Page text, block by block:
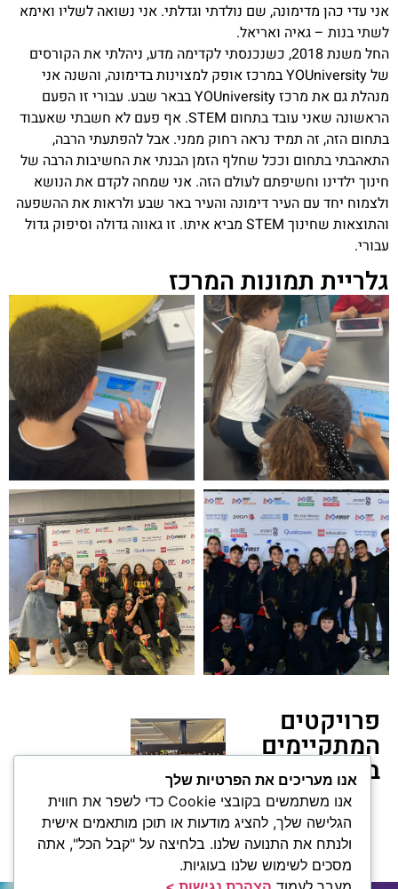
אני עדי כהן מדימונה, שם נולדתי וגדלתי. אני נשואה לשליו ואימא
לשתי בנות – גאיה ואריאל.
החל משנת 2018, כשנכנסתי לקדימה מדע, ניהלתי את הקורסים
של YOUniversity במרכז אופק למצוינות בדימונה, והשנה אני
מנהלת גם את מרכז YOUniversity בבאר שבע. עבורי זו הפעם
הראשונה שאני עובד בתחום STEM. אף פעם לא חשבתי שאעבוד
בתחום הזה, זה תמיד נראה רחוק ממני. אבל להפתעתי הרבה,
התאהבתי בתחום וככל שחלף הזמן הבנתי את החשיבות הרבה של
חינוך ילדינו וחשיפתם לעולם הזה. אני שמחה לקדם את הנושא
ולצמוח יחד עם העיר דימונה והעיר באר שבע ולראות את ההשפעה
והתוצאות שחינוך STEM מביא איתו. זו גאווה גדולה וסיפוק גדול
עבורי.
גלריית תמונות המרכז
פרויקטים
המתקיימים
במרכז
תכנית רובוטיקה
אנו מעריכים את הפרטיות שלך
אנו משתמשים בקובצי Cookie כדי לשפר את חווית
הגלישה שלך, להציג מודעות או תוכן מותאמים אישית
ולנתח את התנועה שלנו. בלחיצה על "קבל הכל", אתה
מסכים לשימוש שלנו בעוגיות.